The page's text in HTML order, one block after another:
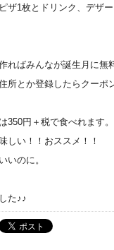
ザ1枚とドリンク、デザ
ればみんなが誕生月に無
所とか登録したらクーポ
350円＋税で食べれます。
しい！！おススメ！！
いのに。
た♪♪